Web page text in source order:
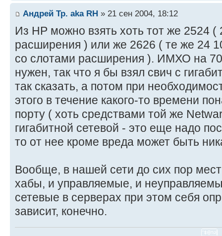
Андрей Тр. aka RH » 21 сен 2004, 18:12
Из НР можно взять хоть тот же 2524 (
расширения ) или же 2626 ( те же 24
со слотами расширения ). ИМХО на 70
нужен, так что я бы взял свич с
так сказать, а потом при
этого в течение какого-то времени
порту ( хоть средствами той же
гигабитной сетевой - это еще надо
то от нее кроме вреда может быть
Вообще, в нашей сети до сих пор
хабы, и управляемые, и
сетевые в серверах при этом себя
зависит, конечно.